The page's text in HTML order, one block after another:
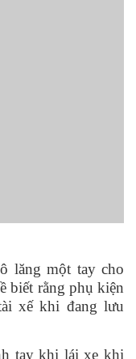
lăng một tay cho
biết rằng phụ kiện
xế khi đang lưu
tay khi lái xe khi